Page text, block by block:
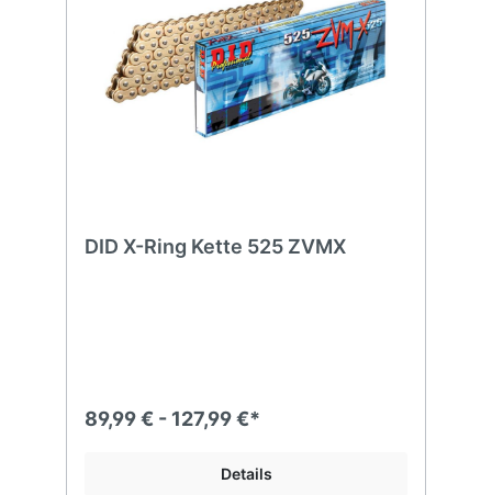
DID X-Ring Kette 525 ZVMX
89,99 € - 127,99 €*
Details